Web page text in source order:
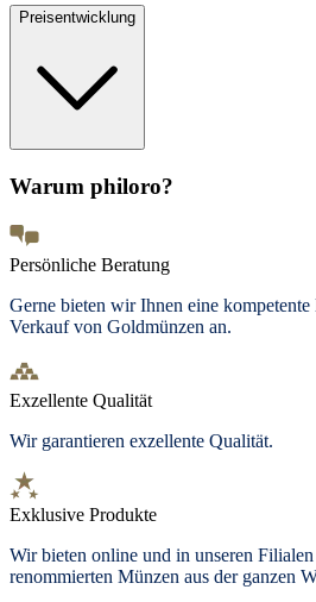
Preisentwicklung
Warum philoro?
Persönliche Beratung
Gerne bieten wir Ihnen eine
Verkauf von Goldmünzen an.
Exzellente Qualität
Wir garantieren exzellente Qualität.
Exklusive Produkte
Wir bieten online und in unseren Filialen
renommierten Münzen aus der ganzen